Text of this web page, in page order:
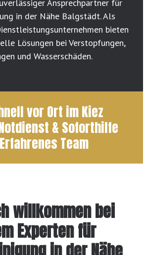
Ansprechpartner für
in der Nähe Balgstädt. Als
bieten
Lösungen bei Verstopfungen,
und Wasserschäden.
vor Ort im Kiez
& Soforthilfe
Erfahrenes Team
willkommen bei
Experten für